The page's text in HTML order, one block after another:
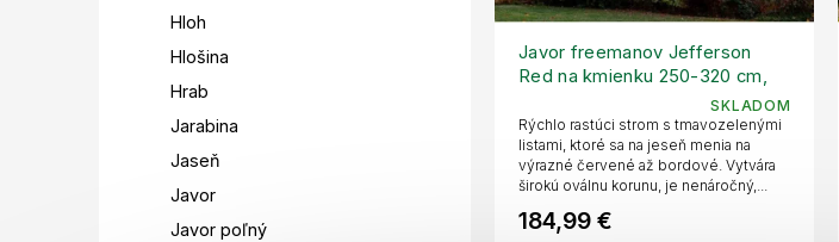
Hloh
Hlošina
Hrab
Jarabina
Jaseň
Javor
Javor poľný
Javor freemanov Jefferson
Red na kmienku 250-320 cm,
SKLADOM
184,99 €
Rýchlo rastúci strom s tmavozelenými
listami, ktoré sa na jeseň menia na
výrazné červené až bordové. Vytvára
širokú oválnu korunu, je nenáročný,...